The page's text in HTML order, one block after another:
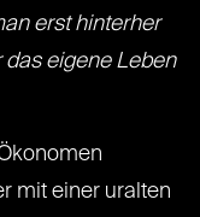
erst hinterher
eigene Leben
mit einer uralten